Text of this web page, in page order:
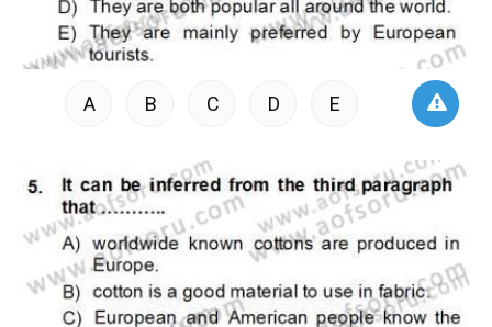
A B C D E